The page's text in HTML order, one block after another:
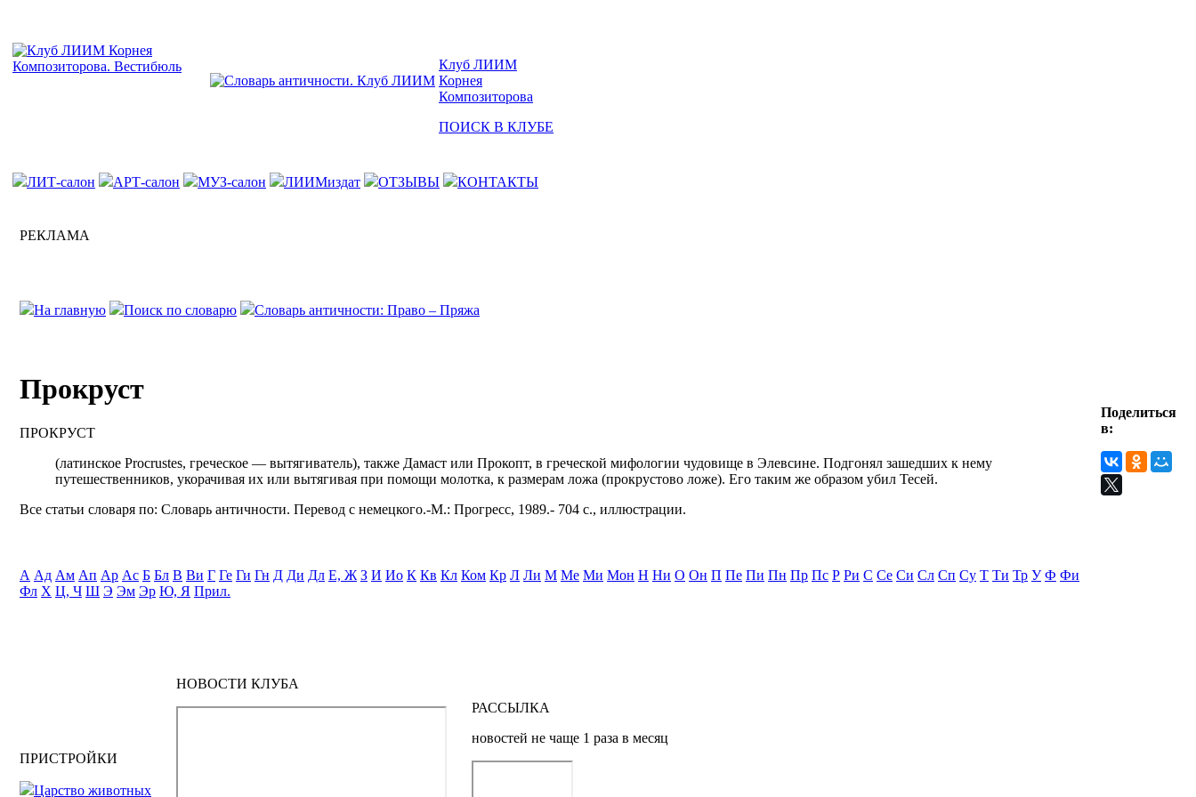
Клуб ЛИИМ
Корнея
Композиторова
ПОИСК В КЛУБЕ
ЛИТ-салон АРТ-салон МУЗ-салон ЛИИМиздат ОТЗЫВЫ КОНТАКТЫ
РЕКЛАМА
На главную Поиск по словарю Словарь античности: Право – Пряжа
Прокруст
ПРОКРУСТ
(латинское Procrustes, греческое — вытягиватель), также Дамаст или Прокопт, в греческой мифологии чудовище в Элевсине. Подгонял зашедших к нему
путешественников, укорачивая их или вытягивая при помощи молотка, к размерам ложа (прокрустово ложе). Его таким же образом убил Тесей.
Все статьи словаря по: Словарь античности. Перевод с немецкого.-М.: Прогресс, 1989.- 704 с., иллюстрации.
А Ад Ам Ап Ар Ас Б Бл В Ви Г Ге Ги Гн Д Ди Дл Е, Ж З И Ио К Кв Кл Ком Кр Л Ли М Ме Ми Мон Н Ни О Он П Пе Пи Пн Пр Пс Р Ри С Се Си Сл Сп Су Т Ти Тр У Ф Фи
Фл Х Ц, Ч Ш Э Эм Эр Ю, Я Прил.
Поделиться
в:
ПРИСТРОЙКИ
Царство животных
НОВОСТИ КЛУБА
РАССЫЛКА
новостей не чаще 1 раза в месяц